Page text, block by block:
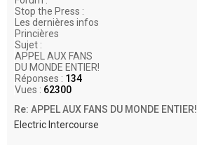
Stop the Press :
Les dernières infos
Princières
Sujet :
APPEL AUX FANS
DU MONDE ENTIER!
Réponses : 134
Vues : 62300
Re: APPEL AUX FANS DU MONDE ENTIER!
Electric Intercourse